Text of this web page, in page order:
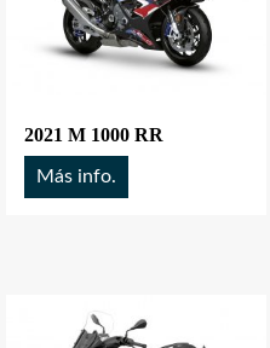
2021 M 1000 RR
Más info.